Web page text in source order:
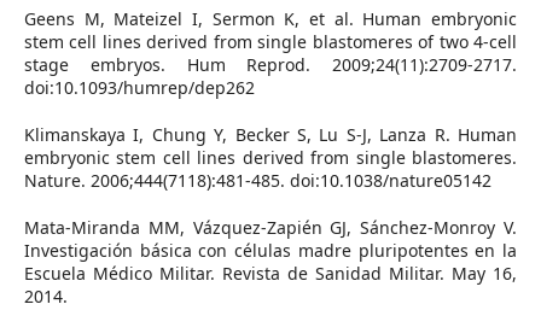
Geens M, Mateizel I, Sermon K, et al. Human embryonic
stem cell lines derived from single blastomeres of two 4-cell
stage embryos. Hum Reprod. 2009;24(11):2709-2717.
doi:10.1093/humrep/dep262
Klimanskaya I, Chung Y, Becker S, Lu S-J, Lanza R. Human
embryonic stem cell lines derived from single blastomeres.
Nature. 2006;444(7118):481-485. doi:10.1038/nature05142
Mata-Miranda MM, Vázquez-Zapién GJ, Sánchez-Monroy V.
Investigación básica con células madre pluripotentes en la
Escuela Médico Militar. Revista de Sanidad Militar. May 16,
2014.